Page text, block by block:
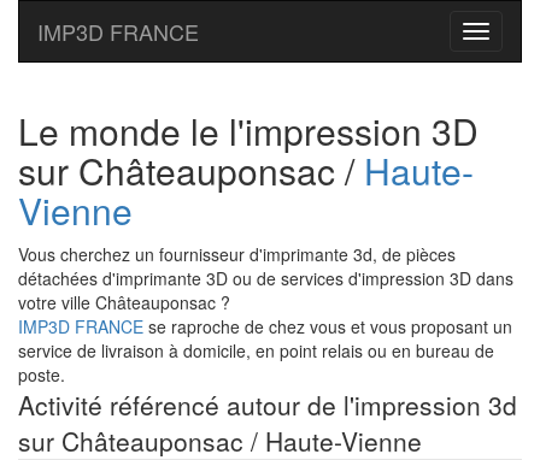
Toggle
IMP3D FRANCE
Le monde le l'impression 3D
sur Châteauponsac / Haute-
Vienne
Vous cherchez un fournisseur d'imprimante 3d, de pièces
détachées d'imprimante 3D ou de services d'impression 3D dans
votre ville Châteauponsac ?
IMP3D FRANCE se raproche de chez vous et vous proposant un
service de livraison à domicile, en point relais ou en bureau de
poste.
Activité référencé autour de l'impression 3d
sur Châteauponsac / Haute-Vienne